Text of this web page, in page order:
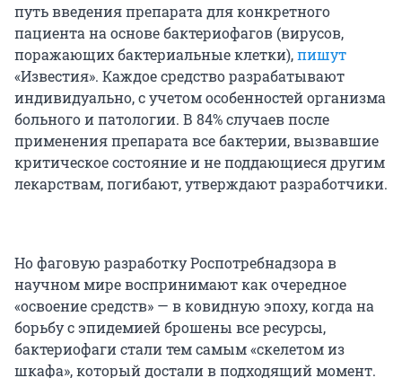
путь введения препарата для конкретного
пациента на основе бактериофагов (вирусов,
поражающих бактериальные клетки),пишут
«Известия». Каждое средство разрабатывают
индивидуально, с учетом особенностей организма
больного и патологии. В 84% случаев после
применения препарата все бактерии, вызвавшие
критическое состояние и не поддающиеся другим
лекарствам, погибают, утверждают разработчики.
Но фаговую разработку Роспотребнадзора в
научном мире воспринимают как очередное
«освоение средств» — в ковидную эпоху, когда на
борьбу с эпидемией брошены все ресурсы,
бактериофаги стали тем самым «скелетом из
шкафа», который достали в подходящий момент.